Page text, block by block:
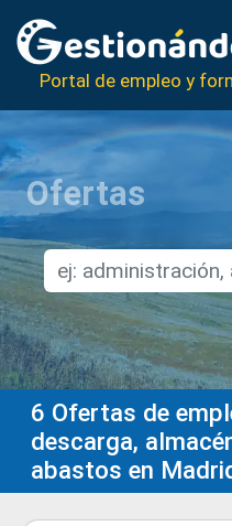
Portal de empleo y
Ofertas
6 Ofertas de
descarga,
abastos en